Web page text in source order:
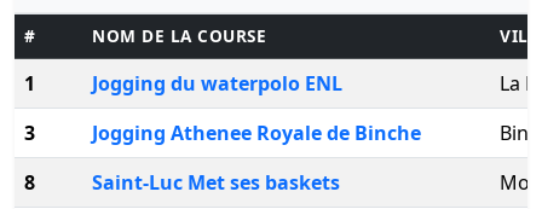
# NOM DE LA COURSE
1 Jogging du waterpolo ENL
La
3
Jogging Athenee Royale de Binche
8
Saint-Luc Met ses baskets